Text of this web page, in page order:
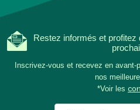
Restez informés et
Inscrivez-vous et recevez en
nos
*Voir les